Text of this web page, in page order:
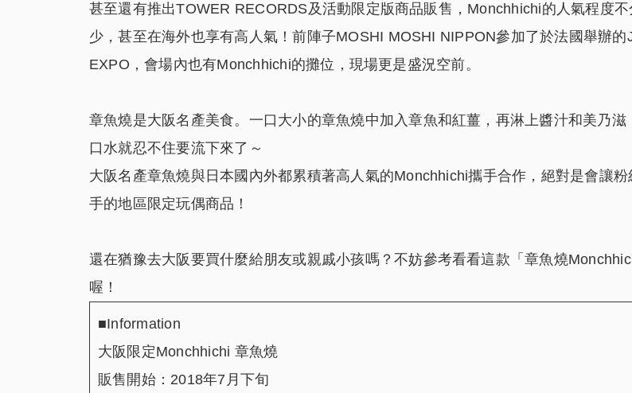
甚至還有推出TOWER RECORDS及活動限定版商品販售，Monchhichi的人氣程度
少，甚至在海外也享有高人氣！前陣子MOSHI MOSHI NIPPON參加了於法國舉辦的
EXPO，會場內也有Monchhichi的攤位，現場更是盛況空前。
章魚燒是大阪名產美食。一口大小的章魚燒中加入章魚和紅薑，再淋上醬汁和美乃滋
口水就忍不住要流下來了～
大阪名產章魚燒與日本國內外都累積著高人氣的Monchhichi攜手合作，絕對是會讓
手的地區限定玩偶商品！
還在猶豫去大阪要買什麼給朋友或親戚小孩嗎？不妨參考看看這款「章魚燒
喔！
■Information
大阪限定Monchhichi 章魚燒
販售開始：2018年7月下旬